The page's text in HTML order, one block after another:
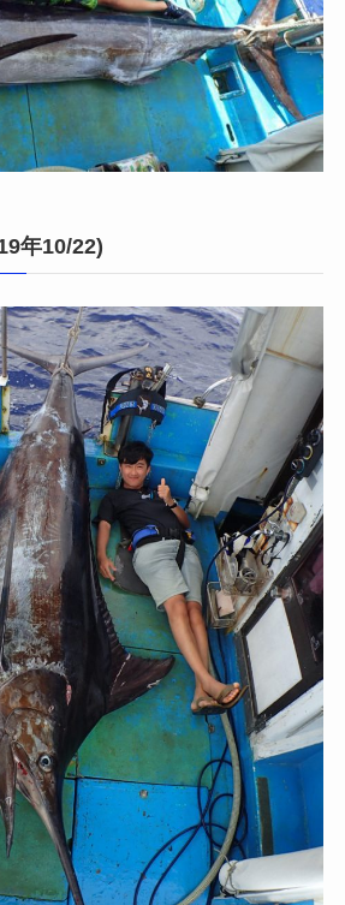
年10/22)